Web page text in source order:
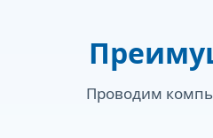
Проводим